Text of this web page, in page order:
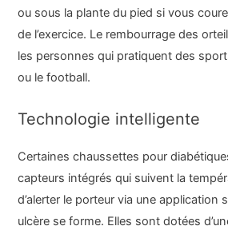
ou sous la plante du pied si vous
de l’exercice. Le rembourrage des
les personnes qui pratiquent des
ou le football.
Technologie intelligente
Certaines chaussettes pour
capteurs intégrés qui suivent la
d’alerter le porteur via une application
ulcère se forme. Elles sont dotées